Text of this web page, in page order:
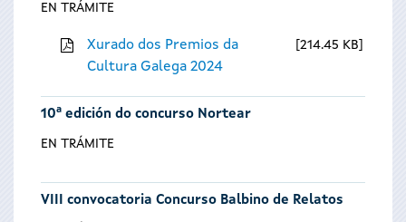
EN TRÁMITE
Xurado dos Premios da
Cultura Galega 2024
214.45 KB
10ª edición do concurso Nortear
EN TRÁMITE
VIII convocatoria Concurso Balbino de Relatos